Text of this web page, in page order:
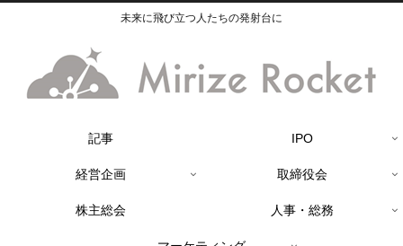
未来に飛び立つ人たちの発射台に
記事 IPO
経営企画 取締役会
株主総会 人事・総務